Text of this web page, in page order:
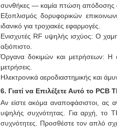
συνθήκες — καμία πτώση απόδοσης
Εξοπλισμός δορυφορικών
ιδανικό για τροχιακές εφαρμογές.
Ενισχυτές RF υψηλής ισχύος: Ο
αξιόπιστο.
Όργανα δοκιμών και μετρήσεων: Η
μετρήσεις.
Ηλεκτρονικά αεροδιαστημικής και
6. Γιατί να Επιλέξετε Αυτό το PCB
Αν είστε ακόμα αναποφάσιστοι, ας
υψηλής συχνότητας. Για αρχή, το
συχνότητες. Προσθέστε τον απλό